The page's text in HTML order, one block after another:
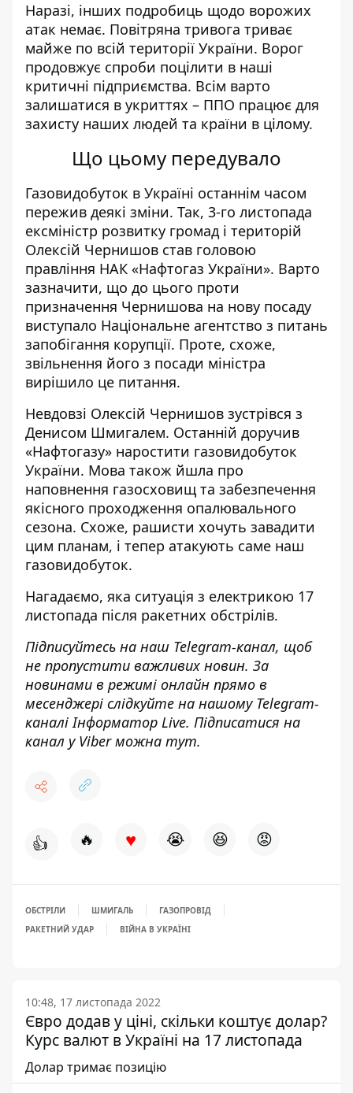
Наразі, інших подробиць щодо ворожих
атак немає. Повітряна тривога триває
майже по всій території України. Ворог
продовжує спроби поцілити в наші
критичні підприємства. Всім варто
залишатися в укриттях – ППО працює для
захисту наших людей та країни в цілому.
Що цьому передувало
Газовидобуток в Україні останнім часом
пережив деякі зміни. Так, 3-го листопада
ексміністр розвитку громад і територій
Олексій Чернишов став головою
правління НАК «Нафтогаз України». Варто
зазначити, що до цього проти
призначення Чернишова на нову посаду
виступало Національне агентство з питань
запобігання корупції. Проте, схоже,
звільнення його з посади міністра
вирішило це питання.
Невдовзі Олексій Чернишов зустрівся з
Денисом Шмигалем. Останній доручив
«Нафтогазу» наростити газовидобуток
України. Мова також йшла про
наповнення газосховищ та забезпечення
якісного проходження опалювального
сезона. Схоже, рашисти хочуть завадити
цим планам, і тепер атакують саме наш
газовидобуток.
Нагадаємо, яка ситуація з електрикою 17
листопада після ракетних обстрілів.
Підписуйтесь на наш Telegram-канал, щоб
не пропустити важливих новин. За
новинами в режимі онлайн прямо в
месенджері слідкуйте на нашому Telegram-
каналіІнформатор Live. Підписатися на
канал у Viber можна тут.
👍 🔥 ♥ 😭 😆 😡
ОБСТРІЛИ ШМИГАЛЬ
ГАЗОПРОВІД
РАКЕТНИЙ УДАР
ВІЙНА В УКРАЇНІ
10:48, 17 листопада 2022
Євро додав у ціні, скільки коштує долар?
Курс валют в Україні на 17 листопада
Долар тримає позицію